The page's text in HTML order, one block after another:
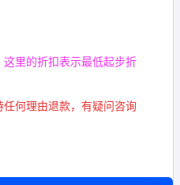
这里的折扣表示最低起步折
任何理由退款，有疑问咨询